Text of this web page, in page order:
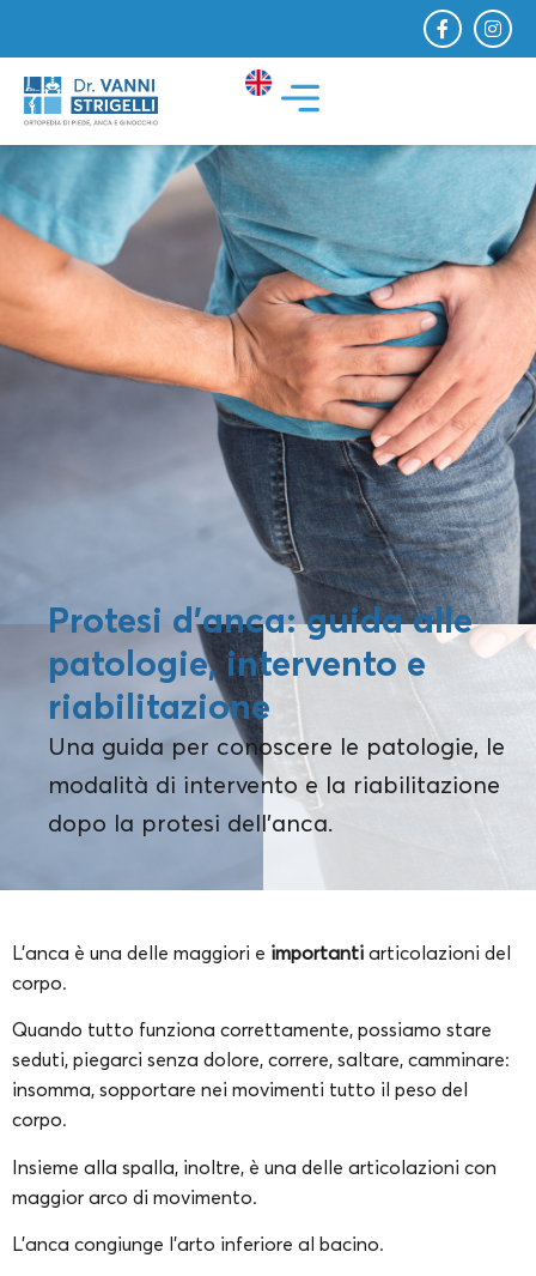
Protesi d’anca: guida alle
patologie, intervento e
riabilitazione
Una guida per conoscere le patologie, le
modalità di intervento e la riabilitazione
dopo la protesi dell'anca.
L’anca è una delle maggiori e importanti articolazioni del
corpo.
Quando tutto funziona correttamente, possiamo stare
seduti, piegarci senza dolore, correre, saltare, camminare:
insomma, sopportare nei movimenti tutto il peso del
corpo.
Insieme alla spalla, inoltre, è una delle articolazioni con
maggior arco di movimento.
L’anca congiunge l’arto inferiore al bacino.